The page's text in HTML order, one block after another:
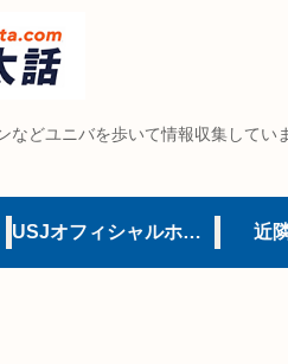
などユニバを歩いて情報収集してい
USJオフィシャルホテル 近